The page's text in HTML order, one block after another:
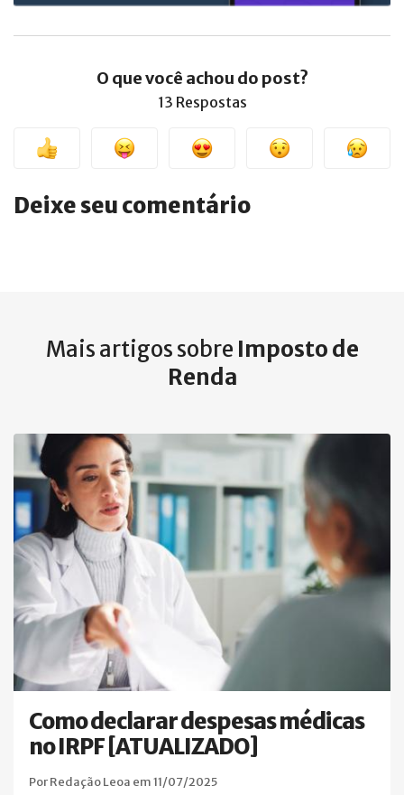
O que você achou do post?
13 Respostas
Deixe seu comentário
Mais artigos sobre Imposto de
Renda
Como declarar despesas médicas
no IRPF [ATUALIZADO]
Por Redação Leoa em 11/07/2025